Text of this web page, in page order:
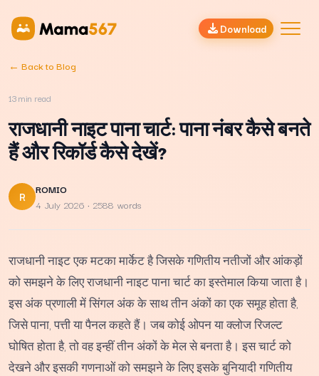
Download
← Back to Blog
13min read
राजधानी नाइट पाना चार्ट: पाना नंबर कैसे बनते
हैं और रिकॉर्ड कैसे देखें?
R
ROMIO
4 July 2026 · 2588 words
राजधानी नाइट एक मटका मार्केट है जिसके गणितीय नतीजों और आंकड़ों
को समझने के लिए राजधानी नाइट पाना चार्ट का इस्तेमाल किया जाता है।
इस अंक प्रणाली में सिंगल अंक के साथ तीन अंकों का एक समूह होता है,
जिसे पाना, पत्ती या पैनल कहते हैं। जब कोई ओपन या क्लोज रिजल्ट
घोषित होता है, तो वह इन्हीं तीन अंकों के मेल से बनता है। इस चार्ट को
देखने और इसकी गणनाओं को समझने के लिए इसके बुनियादी गणितीय